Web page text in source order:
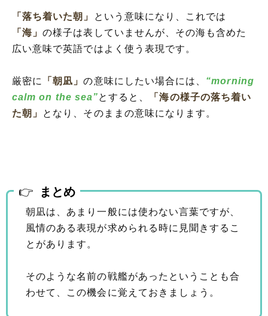
「落ち着いた朝」
という意味になり、これでは
「海」の様子は表していませんが、その海も含めた
広い意味で英語ではよく使う表現です。
厳密に 「朝凪」の意味にしたい場合には、 “morning
calm on the sea”とすると、
「海の様子の落ち着い
た朝」
となり、そのままの意味になります。
まとめ
朝凪は、あまり一般には使わない言葉ですが、
風情のある表現が求められる時に見聞きするこ
とがあります。
そのような名前の戦艦があったということも合
わせて、この機会に覚えておきましょう。